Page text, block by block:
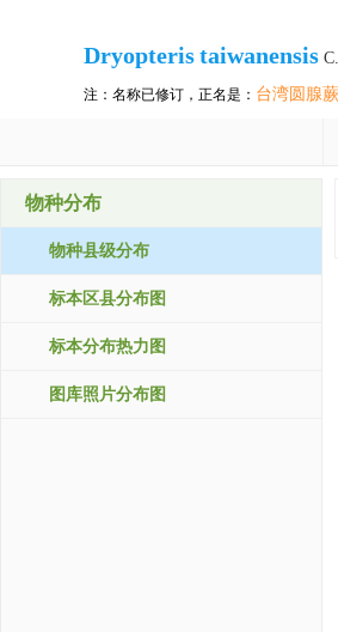
Dryopteristaiwanensis
注：名称已修订，正名是： 台湾圆腺蕨
物种分布
物种县级分布
标本区县分布图
标本分布热力图
图库照片分布图